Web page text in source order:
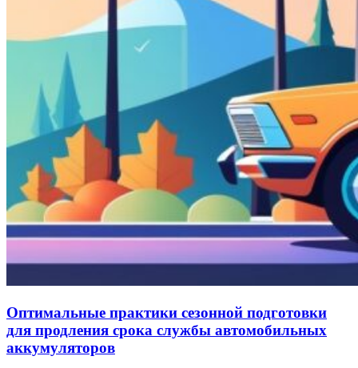
Оптимальные практики сезонной подготовки
для продления срока службы автомобильных
аккумуляторов